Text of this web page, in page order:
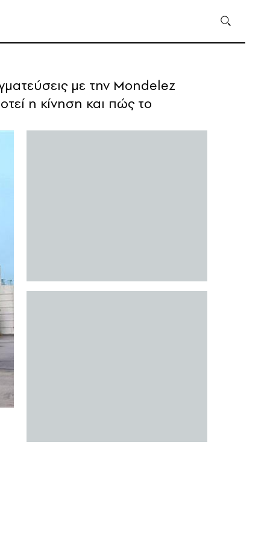
με την Mondelez
η κίνηση και πώς το